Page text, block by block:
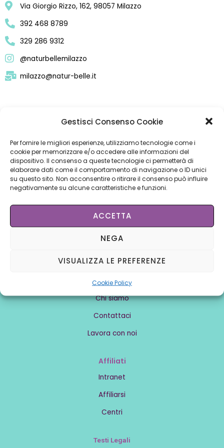
Gestisci Consenso Cookie
Per fornire le migliori esperienze, utilizziamo tecnologie come i
cookie per memorizzare e/o accedere alle informazioni del
dispositivo. Il consenso a queste tecnologie ci permetterà di
elaborare dati come il comportamento di navigazione o ID unici
su questo sito. Non acconsentire o ritirare il consenso può influire
negativamente su alcune caratteristiche e funzioni.
ACCETTA
NEGA
VISUALIZZA LE PREFERENZE
Cookie Policy
Via Giorgio Rizzo, 162, 98057 Milazzo
392 468 8789
329 286 9312
@naturbellemilazzo
milazzo@natur-belle.it
APPUNTAMENTO
SCARICA L'APP
Conoscere noi
Chi siamo
Contattaci
Lavora con noi
Affiliati
Intranet
Affiliarsi
Centri
Testi Legali